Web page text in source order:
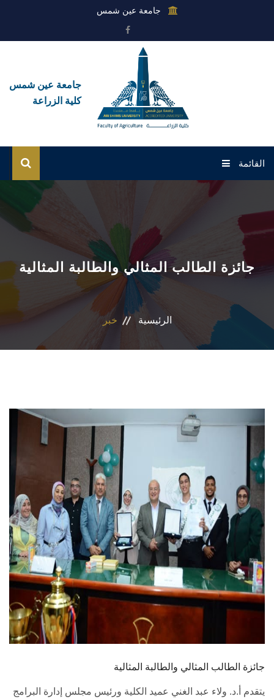
جامعة عين شمس
جامعة عين شمس
كلية الزراعة
القائمة
عن الكلية
القطاعات
جائزة الطالب المثالي والطالبة المثالية
الرئيسية خبر
جائزة الطالب المثالي والطالبة المثالية
يتقدم أ.د. ولاء عبد الغني عميد الكلية ورئيس مجلس إدارة البرامج